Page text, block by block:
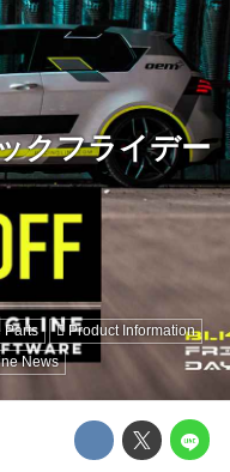
クフライデー
Parts
Product Information
News